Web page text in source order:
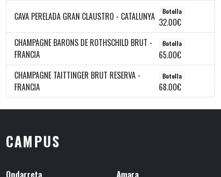
CAVA PERELADA GRAN CLAUSTRO - CATALUNYA Botella
32.00€
CHAMPAGNE BARONS DE ROTHSCHILD BRUT -
FRANCIA
Botella
65.00€
CHAMPAGNE TAITTINGER BRUT RESERVA -
FRANCIA
Botella
68.00€
CAMPUS
Ondarreta Amara